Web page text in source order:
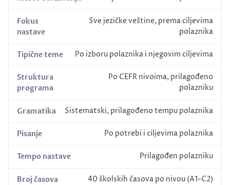
Fokus
nastave
Sve jezičke veštine, prema ciljevima
polaznika
Tipične teme Po izboru polaznika i njegovim ciljevima
Struktura
programa
Po CEFR nivoima, prilagođeno
polazniku
Gramatika Sistematski, prilagođeno tempu polaznika
Pisanje Po potrebi i ciljevima polaznika
Tempo nastave Prilagođen polazniku
Broj časova 40 školskih časova po nivou (A1-C2)